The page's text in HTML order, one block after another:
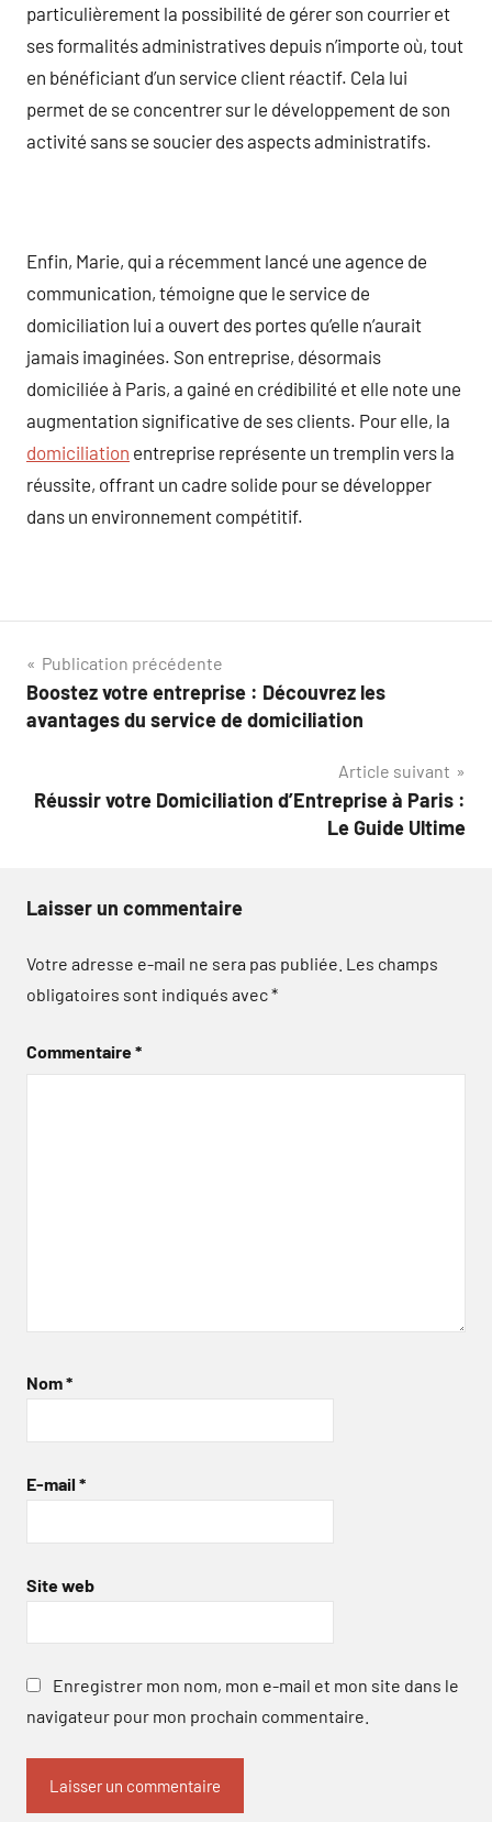
particulièrement la possibilité de gérer son courrier et
ses formalités administratives depuis n’importe où, tout
en bénéficiant d’un service client réactif. Cela lui
permet de se concentrer sur le développement de son
activité sans se soucier des aspects administratifs.
Enfin, Marie, qui a récemment lancé une agence de
communication, témoigne que le service de
domiciliation lui a ouvert des portes qu’elle n’aurait
jamais imaginées. Son entreprise, désormais
domiciliée à Paris, a gainé en crédibilité et elle note une
augmentation significative de ses clients. Pour elle, la
domiciliation entreprise représente un tremplin vers la
réussite, offrant un cadre solide pour se développer
dans un environnement compétitif.
Navigation
de
Publication précédente
Boostez votre entreprise : Découvrez les
avantages du service de domiciliation
Article suivant
Réussir votre Domiciliation d’Entreprise à Paris :
Le Guide Ultime
Laisser un commentaire
Votre adresse e-mail ne sera pas publiée. Les champs
obligatoires sont indiqués avec*
Commentaire*
Nom*
E-mail *
Site web
Enregistrer mon nom, mon e-mail et mon site dans le
navigateur pour mon prochain commentaire.